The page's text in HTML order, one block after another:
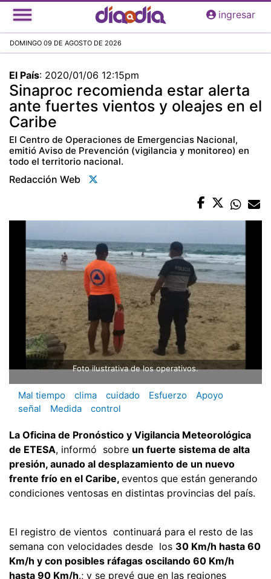
Pasar
al
principal
ingresar
DOMINGO 09 DE AGOSTO DE 2026
El País: 2020/01/06 12:15pm
Sinaproc recomienda estar alerta
ante fuertes vientos y oleajes en el
Caribe
El Centro de Operaciones de Emergencias Nacional,
emitió Aviso de Prevención (vigilancia y monitoreo) en
todo el territorio nacional.
Redacción Web
Foto ilustrativa de los operativos.
Mal tiempo clima cuidado Esfuerzo
Apoyo
señal
Medida control
La Oficina de Pronóstico y Vigilancia Meteorológica
de ETESA, informó sobre un fuerte sistema de alta
presión, aunado al desplazamiento de un nuevo
frente frío en el Caribe, eventos que están generando
condiciones ventosas en distintas provincias del país.
El registro de vientos continuará para el resto de las
semana con velocidades desde los 30 Km/h hasta 60
Km/h y con posibles ráfagas oscilando 60 Km/h
hasta 90 Km/h.; y se prevé que en las regiones